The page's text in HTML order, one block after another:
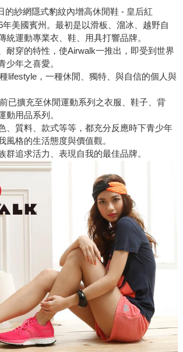
的紗網隱式豹紋內增高休閒鞋 - 皇后紅
年美國賓州。最初是以滑板、溜冰、越野自
統運動專業衣、鞋、用具打響品牌。
耐穿的特性，使Airwalk一推出，即受到世界
少年之喜愛。
lifestyle，一種休閒、獨特、與自信的個人與
已擴充至休閒運動系列之衣服、鞋子、背
動用品系列。
、質料、款式等等，都充分反應時下青少年
風格的生活態度與價值觀。
群追求活力、表現自我的最佳品牌。